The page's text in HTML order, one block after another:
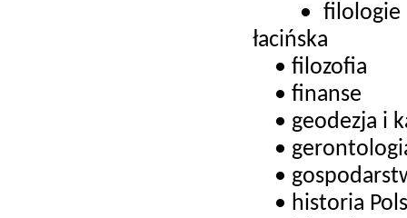
• filologie
łacińska
• filozofia
• finanse
• geodezja i
•
•
• historia